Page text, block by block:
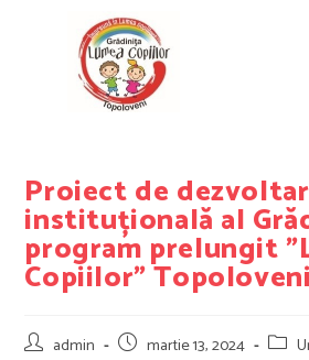
Proiect de
instituțională al
program prelungit
Copiilor”
admin martie 13, 2024